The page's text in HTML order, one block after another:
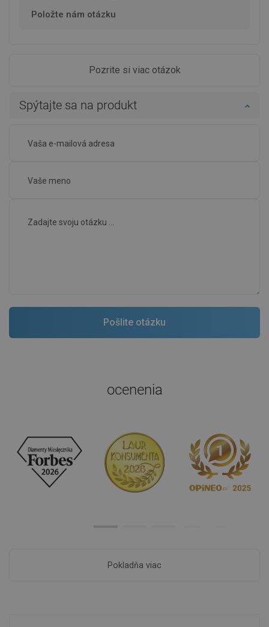
Položte nám otázku
Pozrite si viac otázok
Spýtajte sa na produkt
ocenenia
Pokladňa viac